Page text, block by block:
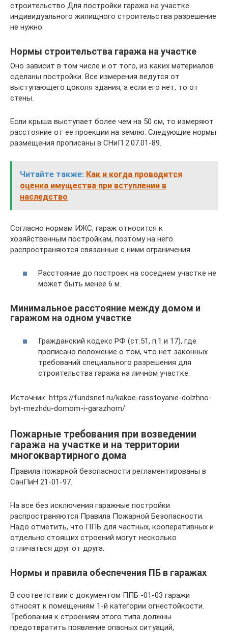
строительство Для постройки гаража на участке
индивидуального жилищного строительства разрешение
не нужно.
Нормы строительства гаража на участке
Оно зависит в том числе и от того, из каких материалов
сделаны постройки. Все измерения ведутся от
выступающего цоколя здания, а если его нет, то от
стены.
Если крыша выступает более чем на 50 см, то измеряют
расстояние от ее проекции на землю. Следующие нормы
размещения прописаны в СНиП 2.07.01-89.
Читайте также: Как и когда проводится
оценка имущества при вступлении в
наследство
Согласно нормам ИЖС, гараж относится к
хозяйственным постройкам, поэтому на него
распространяются связанные с ними ограничения.
Расстояние до построек на соседнем участке не
может быть менее 6 м.
Минимальное расстояние между домом и
гаражом на одном участке
Гражданский кодекс РФ (ст.51, п.1 и 17), где
прописано положение о том, что нет законных
требований специального разрешения для
строительства гаража на личном участке.
Источник: https://fundsnet.ru/kakoe-rasstoyanie-dolzhno-
byt-mezhdu-domom-i-garazhom/
Пожарные требования при возведении
гаража на участке и на территории
многоквартирного дома
Правила пожарной безопасности регламентированы в
СанПиН 21-01-97.
На все без исключения гаражные постройки
распространяются Правила Пожарной Безопасности.
Надо отметить, что ППБ для частных, кооперативных и
отдельно стоящих строений могут несколько
отличаться друг от друга.
Нормы и правила обеспечения ПБ в гаражах
В соответствии с документом ППБ -01-03 гаражи
относят к помещениям 1-й категории огнестойкости.
Требования к строениям этого типа должны
предотвратить появление опасных ситуаций,